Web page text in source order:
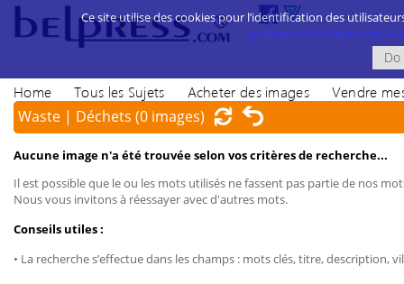
Home Tous les Sujets Acheter des images Vendre
Waste | Déchets (0 images)
Aucune image n'a été trouvée selon vos critères de recherche...
Il est possible que le ou les mots utilisés ne fassent pas partie de nos
Nous vous invitons à réessayer avec d'autres mots.
Conseils utiles :
• La recherche s’effectue dans les champs : mots clés, titre, description,
Ce site utilise des cookies pour l’identification des
politique d’utilisation des